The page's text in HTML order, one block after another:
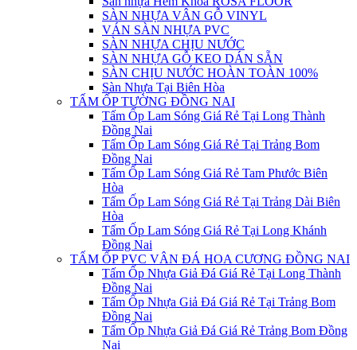
SÀN NHỰA VÂN GỖ VINYL
VÁN SÀN NHỰA PVC
SÀN NHỰA CHỊU NƯỚC
SÀN NHỰA GỖ KEO DÁN SẴN
SÀN CHỊU NƯỚC HOÀN TOÀN 100%
Sàn Nhựa Tại Biên Hòa
TẤM ỐP TƯỜNG ĐỒNG NAI
Tấm Ốp Lam Sóng Giá Rẻ Tại Long Thành
Đồng Nai
Tấm Ốp Lam Sóng Giá Rẻ Tại Trảng Bom
Đồng Nai
Tấm Ốp Lam Sóng Giá Rẻ Tam Phước Biên
Hòa
Tấm Ốp Lam Sóng Giá Rẻ Tại Trảng Dài Biên
Hòa
Tấm Ốp Lam Sóng Giá Rẻ Tại Long Khánh
Đồng Nai
TẤM ỐP PVC VÂN ĐÁ HOA CƯƠNG ĐỒNG NAI
Tấm Ốp Nhựa Giả Đá Giá Rẻ Tại Long Thành
Đồng Nai
Tấm Ốp Nhựa Giả Đá Giá Rẻ Tại Trảng Bom
Đồng Nai
Tấm Ốp Nhựa Giả Đá Giá Rẻ Trảng Bom Đồng
Nai